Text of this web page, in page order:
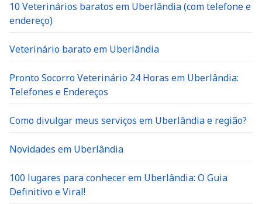
10 Veterinários baratos em Uberlândia (com telefone e
endereço)
Veterinário barato em Uberlândia
Pronto Socorro Veterinário 24 Horas em Uberlândia:
Telefones e Endereços
Como divulgar meus serviços em Uberlândia e região?
Novidades em Uberlândia
100 lugares para conhecer em Uberlândia: O Guia
Definitivo e Viral!